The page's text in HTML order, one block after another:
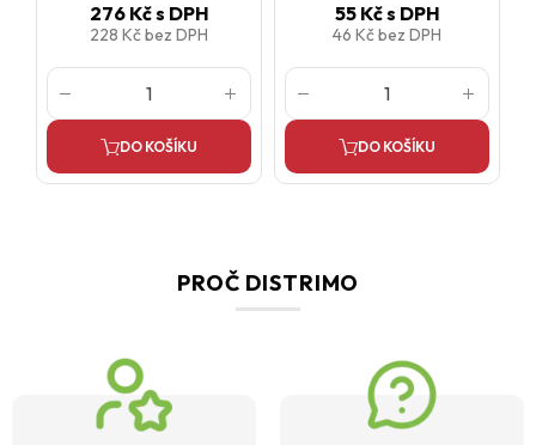
276 Kčs DPH
228 Kčbez DPH
DO KOŠÍKU
55 Kčs DPH
46 Kčbez DPH
DO KOŠÍKU
PROČ DISTRIMO